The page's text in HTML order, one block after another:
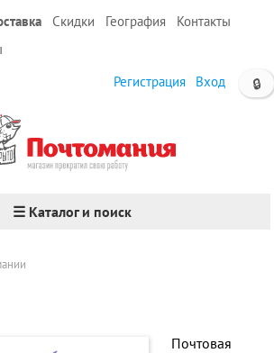
Скидки География
Контакты
🔒
Регистрация Вход
☰ Каталог и поиск
Почтовая